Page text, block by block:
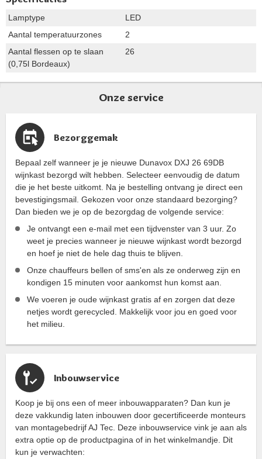
Lamptype
LED
Aantal temperatuurzones
2
Aantal flessen op te slaan
(0,75l Bordeaux)
26
Onze service
Bezorggemak
Bepaal zelf wanneer je je nieuwe Dunavox DXJ 26 69DB
wijnkast bezorgd wilt hebben. Selecteer eenvoudig de datum
die je het beste uitkomt. Na je bestelling ontvang je direct een
bevestigingsmail. Gekozen voor onze standaard bezorging?
Dan bieden we je op de bezorgdag de volgende service:
Je ontvangt een e-mail met een tijdvenster van 3 uur. Zo
weet je precies wanneer je nieuwe wijnkast wordt bezorgd
en hoef je niet de hele dag thuis te blijven.
Onze chauffeurs bellen of sms'en als ze onderweg zijn en
kondigen 15 minuten voor aankomst hun komst aan.
We voeren je oude wijnkast gratis af en zorgen dat deze
netjes wordt gerecycled. Makkelijk voor jou en goed voor
het milieu.
Inbouwservice
Koop je bij ons een of meer inbouwapparaten? Dan kun je
deze vakkundig laten inbouwen door gecertificeerde monteurs
van montagebedrijf AJ Tec. Deze inbouwservice vink je aan als
extra optie op de productpagina of in het winkelmandje. Dit
kun je verwachten: